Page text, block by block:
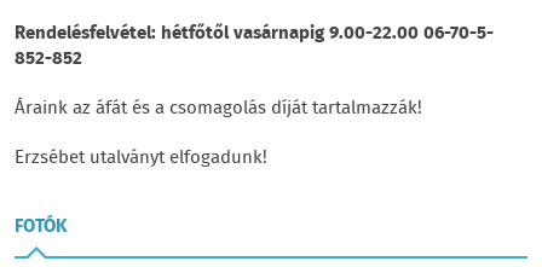
Rendelésfelvétel: hétfőtől vasárnapig 9.00-22.00 06-70-5-
852-852
Áraink az áfát és a csomagolás díját tartalmazzák!
Erzsébet utalványt elfogadunk!
FOTÓK